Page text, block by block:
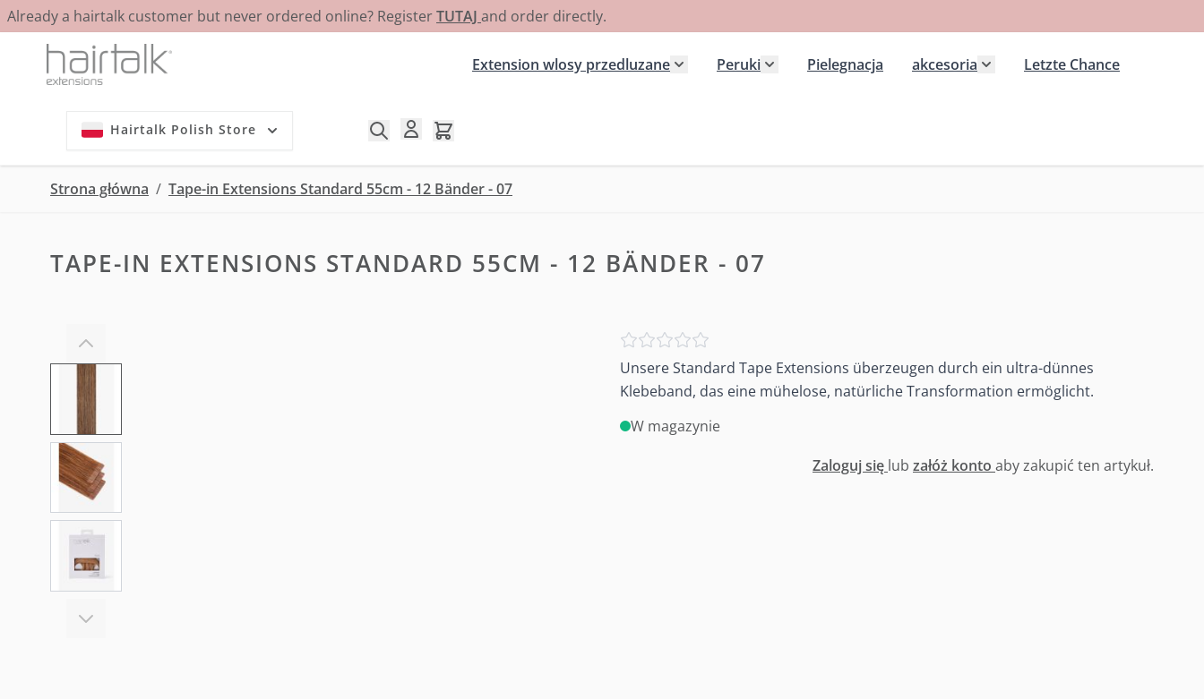
Already a hairtalk customer but never ordered online? RegisterTUTAJ and order directly.
Przejdź do treści
Extension wlosy przedluzane
Peruki
Pielegnacja
akcesoria
Letzte Chance
Hairtalk Polish Store
Strona główna / Tape-in Extensions Standard 55cm - 12 Bänder - 07
TAPE-IN EXTENSIONS STANDARD 55CM - 12 BÄNDER - 07
View larger image
View larger image
View larger image
Unsere Standard Tape Extensions überzeugen durch ein ultra-dünnes
Klebeband, das eine mühelose, natürliche Transformation ermöglicht.
W magazynie
Zaloguj się lub załóż konto aby zakupić ten artykuł.